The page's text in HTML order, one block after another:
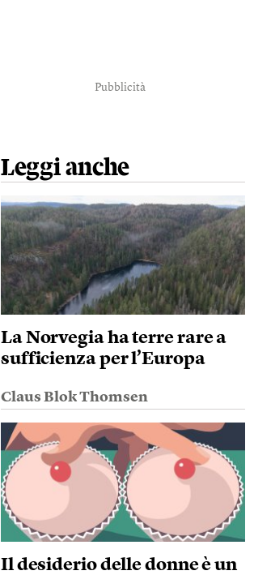
Pubblicità
Leggi anche
La Norvegia ha terre rare a
sufficienza per l’Europa
Claus Blok Thomsen
Il desiderio delle donne è un